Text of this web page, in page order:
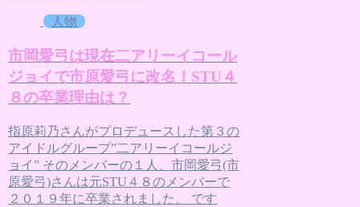
人物
市岡愛弓は現在二アリーイコール
ジョイで市原愛弓に改名！STU４
８の卒業理由は？
指原莉乃さんがプロデュースした第３の
アイドルグループ”二アリーイコールジ
ョイ” そのメンバーの１人、市岡愛弓(市
原愛弓)さんは元STU４８のメンバーで
２０１９年に卒業されました。 です